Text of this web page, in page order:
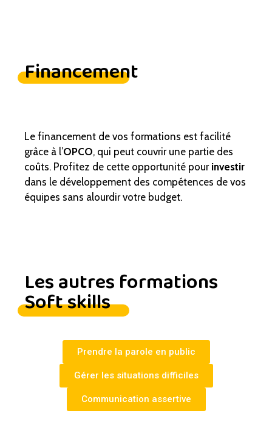
Financement
Le financement de vos formations est facilité
grâce à l’OPCO, qui peut couvrir une partie des
coûts. Profitez de cette opportunité pour investir
dans le développement des compétences de vos
équipes sans alourdir votre budget.
Les autres formations
Soft skills
Prendre la parole en public
Gérer les situations difficiles
Communication assertive